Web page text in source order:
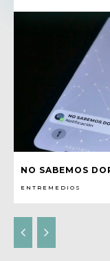
NO SABEMOS
ENTREMEDIOS